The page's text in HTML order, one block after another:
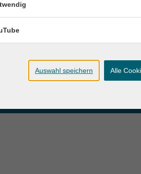
und Donnerstag:
26203
Auswahl speichern Alle